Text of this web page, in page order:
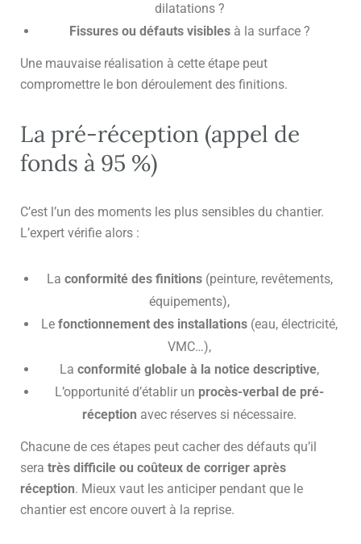
dilatations ?
Fissures ou défauts visiblesà la surface ?
Une mauvaise réalisation à cette étape peut
compromettre le bon déroulement des finitions.
La pré-réception (appel de
fonds à 95 %)
C’est l’un des moments les plus sensibles du chantier.
L’expert vérifie alors :
La conformité des finitions(peinture, revêtements,
équipements),
Le fonctionnement des installations (eau, électricité,
VMC…),
La conformité globale à la notice descriptive,
L’opportunité d’établir un procès-verbal de pré-
réception avec réserves si nécessaire.
Chacune de ces étapes peut cacher des défauts qu’il
sera très difficile ou coûteux de corriger après
réception. Mieux vaut les anticiper pendant que le
chantier est encore ouvert à la reprise.